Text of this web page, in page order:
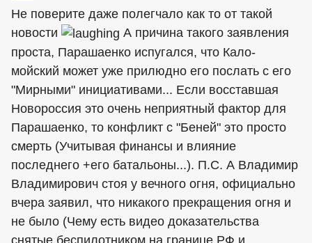
Не поверите даже полегчало как то от такой
новости
А причина такого заявления
проста, Парашаенко испугался, что Кало-
мойский может уже прилюдно его послать с его
"Мирными" инициативами... Если восставшая
Новороссия это очень неприятный фактор для
Парашаенко, то конфликт с "Беней" это просто
смерть (Учитывая финансы и влияние
последнего +его батальоны...). П.С. А Владимир
Владимирович стоя у вечного огня, официально
вчера заявил, что никакого прекращения огня и
не было (Чему есть видео доказательства
снятые беспилотником на границе РФ и